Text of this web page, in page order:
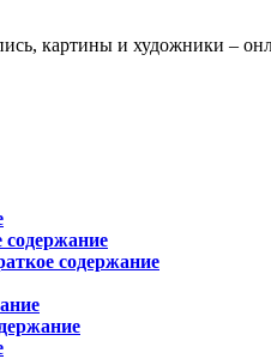
содержание
содержание